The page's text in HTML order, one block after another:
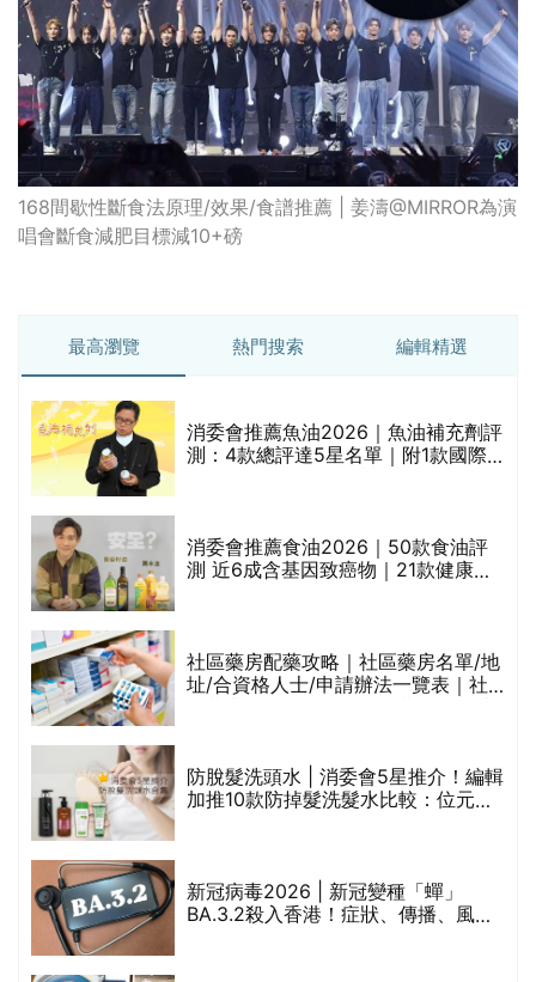
168間歇性斷食法原理/效果/食譜推薦 | 姜濤@MIRROR為演
唱會斷食減肥目標減10+磅
最高瀏覽 熱門搜索 編輯精選
消委會推薦魚油2026｜魚油補充劑評
測：4款總評達5星名單｜附1款國際
消委會推薦食油2026｜50款食油評
測 近6成含基因致癌物｜21款健康煮
社區藥房配藥攻略｜社區藥房名單/地
址/合資格人士/申請辦法一覽表｜社
防脫髮洗頭水 | 消委會5星推介！編輯
加推10款防掉髮洗髮水比較：位元
新冠病毒2026 | 新冠變種「蟬」
BA.3.2殺入香港！症狀、傳播、風險